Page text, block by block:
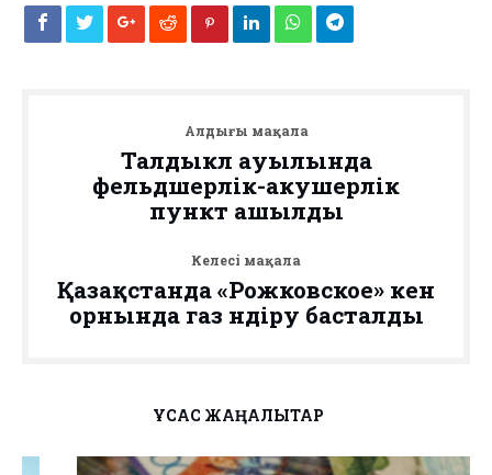
Алдыңғы мақала
Талдыкөл ауылында
фельдшерлік-акушерлік
пункт ашылды
Келесі мақала
Қазақстанда «Рожковское» кен
орнында газ өндіру басталды
ҰҚСАС ЖАҢАЛЫҚТАР